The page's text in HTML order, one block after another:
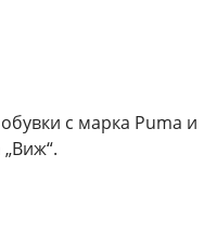
с марка Puma и